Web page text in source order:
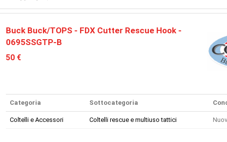
Buck Buck/TOPS - FDX Cutter Rescue Hook -
0695SSGTP-B
50 €
Categoria Sottocategoria
Coltelli e Accessori Coltelli rescue e multiuso tattici